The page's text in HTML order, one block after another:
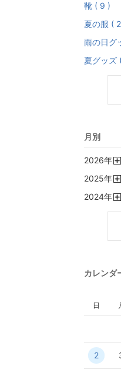
靴 ( 9 )
夏の服 (
雨の日グ
夏グッズ
月別
2026年
2025年
2024年
カレンダ
日
2